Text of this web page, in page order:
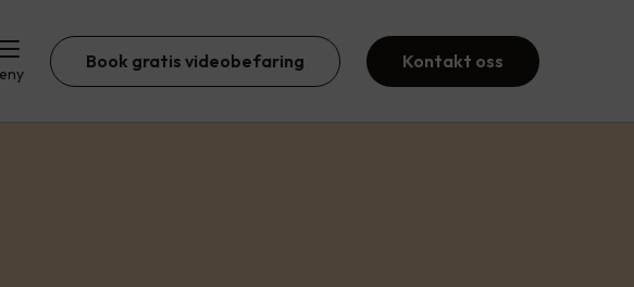
Book gratis videobefaring Kontakt oss